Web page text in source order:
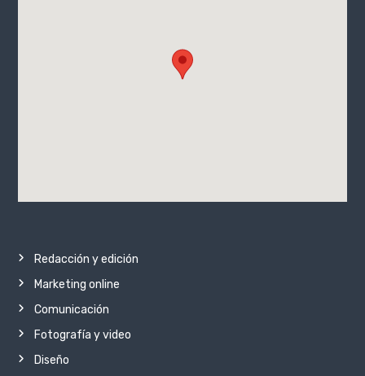
Redacción y edición
Marketing online
Comunicación
Fotografía y video
Diseño